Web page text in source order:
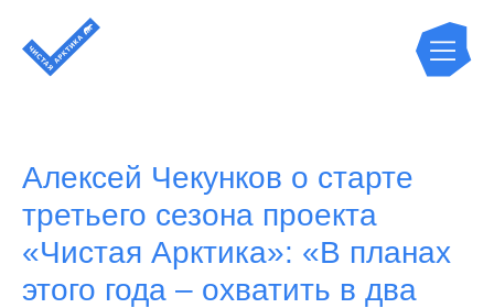
Алексей Чекунков о старте
третьего сезона проекта
«Чистая Арктика»: «В планах
этого года – охватить в два